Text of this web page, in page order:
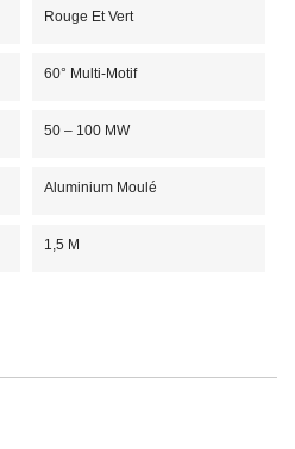
Rouge Et Vert
60° Multi-Motif
50 – 100 MW
Aluminium Moulé
1,5 M